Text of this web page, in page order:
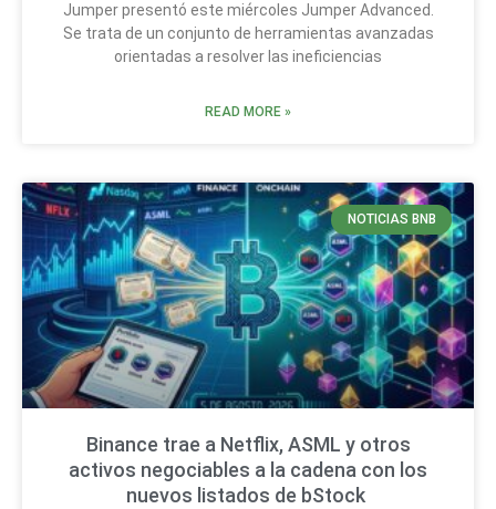
Jumper presentó este miércoles Jumper Advanced.
Se trata de un conjunto de herramientas avanzadas
orientadas a resolver las ineficiencias
READ MORE »
NOTICIAS BNB
Binance trae a Netflix, ASML y otros
activos negociables a la cadena con los
nuevos listados de bStock